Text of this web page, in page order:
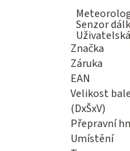
Senzor
Značka
Záruka
EAN
Velikost
(DxŠxV)
Přepravní
Umístění